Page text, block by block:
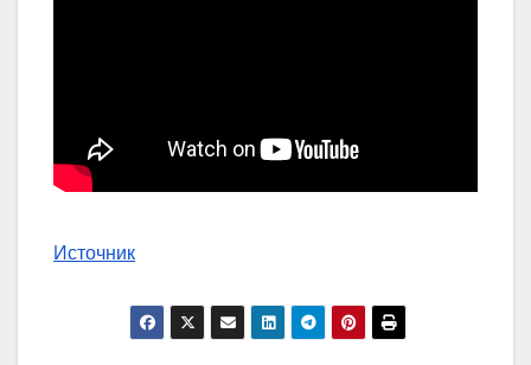
Источник